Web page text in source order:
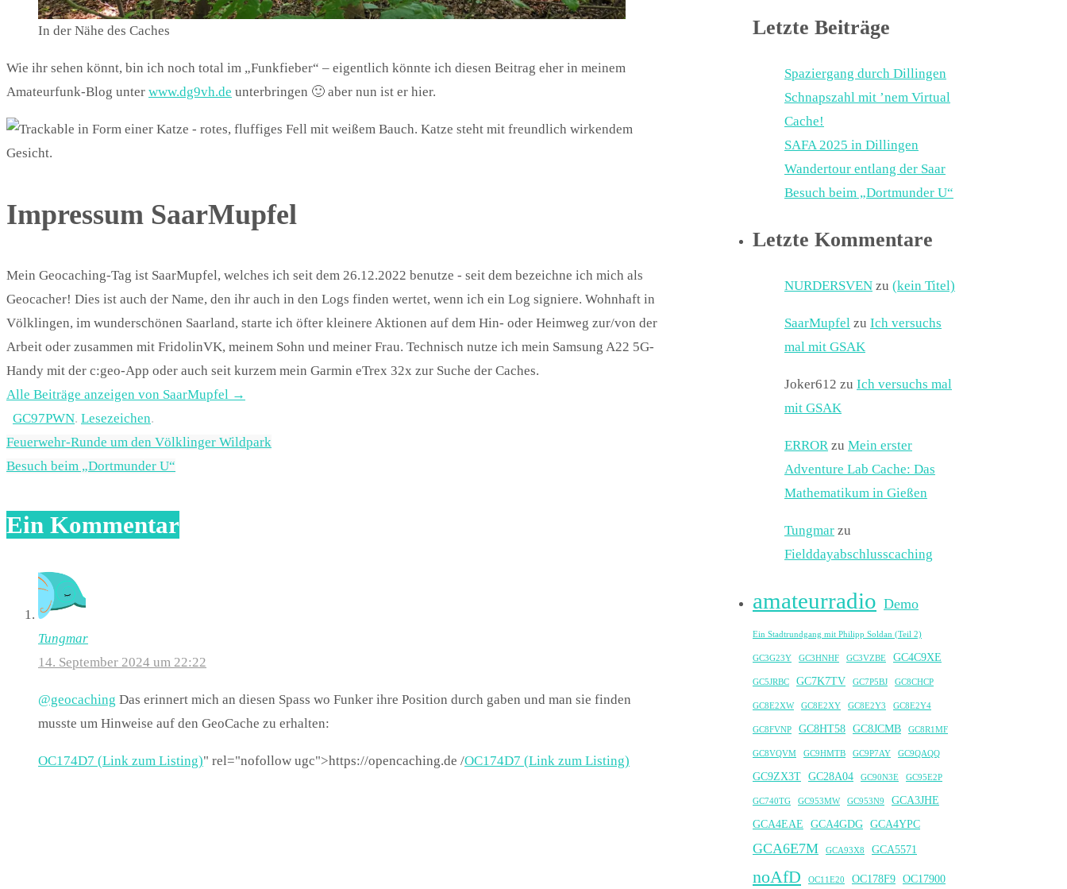
In der Nähe des Caches
Wie ihr sehen könnt, bin ich noch total im „Funkfieber“ – eigentlich könnte ich diesen Beitrag eher in meinem
Amateurfunk-Blog unter www.dg9vh.de unterbringen 🙂 aber nun ist er hier.
Impressum SaarMupfel
Mein Geocaching-Tag ist SaarMupfel, welches ich seit dem 26.12.2022 benutze - seit dem bezeichne ich mich als
Geocacher! Dies ist auch der Name, den ihr auch in den Logs finden wertet, wenn ich ein Log signiere. Wohnhaft in
Völklingen, im wunderschönen Saarland, starte ich öfter kleinere Aktionen auf dem Hin- oder Heimweg zur/von der
Arbeit oder zusammen mit FridolinVK, meinem Sohn und meiner Frau. Technisch nutze ich mein Samsung A22 5G-
Handy mit der c:geo-App oder auch seit kurzem mein Garmin eTrex 32x zur Suche der Caches.
Alle Beiträge anzeigen von SaarMupfel →
GC97PWN. Lesezeichen.
Feuerwehr-Runde um den Völklinger Wildpark
Besuch beim „Dortmunder U“
Ein Kommentar
Tungmar
14. September 2024 um 22:22
@geocaching Das erinnert mich an diesen Spass wo Funker ihre Position durch gaben und man sie finden
musste um Hinweise auf den GeoCache zu erhalten:
OC174D7 (Link zum Listing)" rel="nofollow ugc">https://opencaching.de /OC174D7 (Link zum Listing)
Letzte Beiträge
Spaziergang durch Dillingen
Schnapszahl mit ’nem Virtual
Cache!
SAFA 2025 in Dillingen
Wandertour entlang der Saar
Besuch beim „Dortmunder U“
Letzte Kommentare
NURDERSVEN zu (kein Titel)
SaarMupfel zu Ich versuchs
mal mit GSAK
Joker612 zu Ich versuchs mal
mit GSAK
ERRORzu Mein erster
Adventure Lab Cache: Das
Mathematikum in Gießen
Tungmar zu
Fielddayabschlusscaching
amateurradio Demo
Ein Stadtrundgang mit Philipp Soldan (Teil 2)
GC3G23Y GC3HNHF GC3VZBE GC4C9XE
GC5JRBC GC7K7TV GC7P5BJ GC8CHCP
GC8E2XW GC8E2XY GC8E2Y3 GC8E2Y4
GC8FVNP GC8HT58 GC8JCMB GC8R1MF
GC8VQVM GC9HMTB GC9P7AY GC9QAQQ
GC9ZX3T GC28A04 GC90N3E GC95E2P
GC740TG GC953MW GC953N9
GCA3JHE
GCA4EAE
GCA4GDG GCA4YPC
GCA6E7M GCA93X8 GCA5571
noAfD OC11E20 OC178F9 OC17900